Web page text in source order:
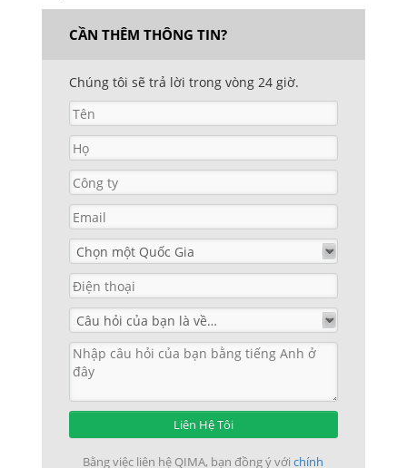
CẦN THÊM THÔNG TIN?
Chúng tôi sẽ trả lời trong vòng 24 giờ.
Liên Hệ Tôi
Bằng việc liên hệ QIMA, bạn đồng ý vớichính